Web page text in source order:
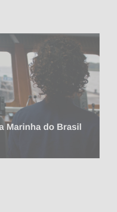
Marinha do Brasil